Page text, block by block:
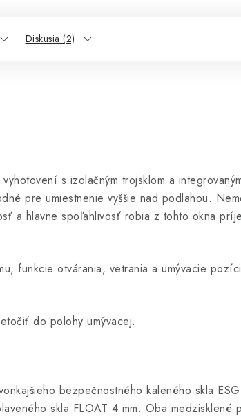
Diskusia (2)
s izolačným trojsklom a
pre umiestnenie vyššie nad podlahou.
a hlavne spoľahlivosť robia z tohto okna
funkcie otvárania, vetrania a umývacie
do polohy umývacej.
bezpečnostného kaleného skla
skla FLOAT 4 mm. Oba medzisklené